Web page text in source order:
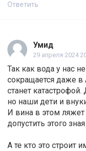
Ответить
Умид
29 апреля 2024
Так как вода у нас
сокращается даже
станет
но наши дети и
И вина в этом
допустить этого
А те кто это строит